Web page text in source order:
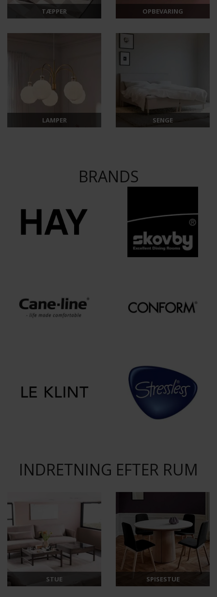
TÆPPER OPBEVARING
LAMPER SENGE
BRANDS
INDRETNING EFTER RUM
STUE SPISESTUE